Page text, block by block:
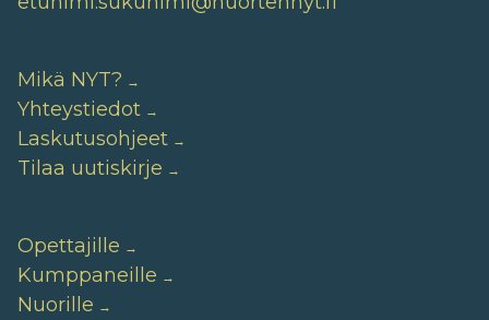
Mikä NYT?
Yhteystiedot
Laskutusohjeet
Tilaa uutiskirje
Opettajille
Kumppaneille
Nuorille